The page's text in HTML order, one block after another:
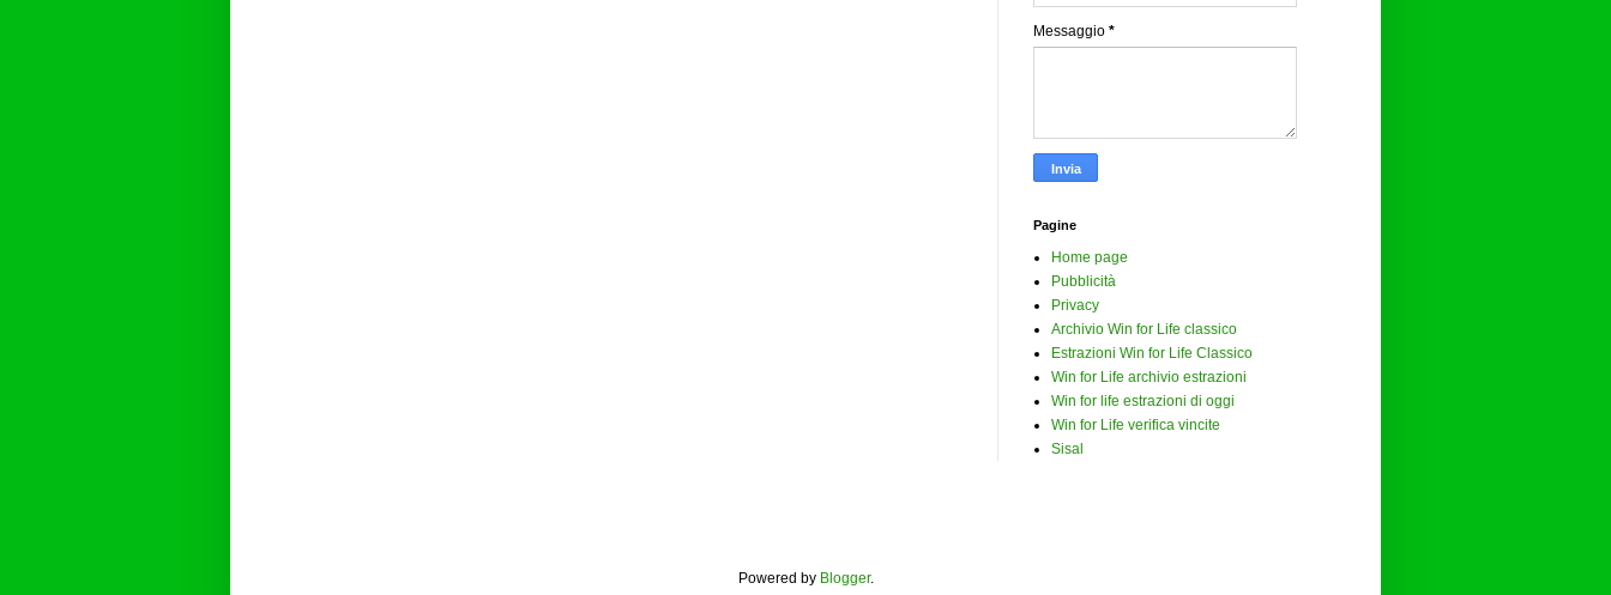
Messaggio *
Pagine
Home page
Pubblicità
Privacy
Archivio Win for Life classico
Estrazioni Win for Life Classico
Win for Life archivio estrazioni
Win for life estrazioni di oggi
Win for Life verifica vincite
Sisal
Powered by Blogger.